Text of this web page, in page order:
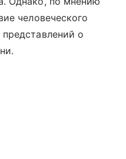
человеческого
о